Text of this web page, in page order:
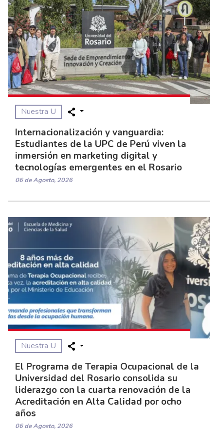
Nuestra U
Internacionalización y vanguardia:
Estudiantes de la UPC de Perú viven la
inmersión en marketing digital y
tecnologías emergentes en el Rosario
06 de Agosto, 2026
Nuestra U
El Programa de Terapia Ocupacional de la
Universidad del Rosario consolida su
liderazgo con la cuarta renovación de la
Acreditación en Alta Calidad por ocho
años
06 de Agosto, 2026